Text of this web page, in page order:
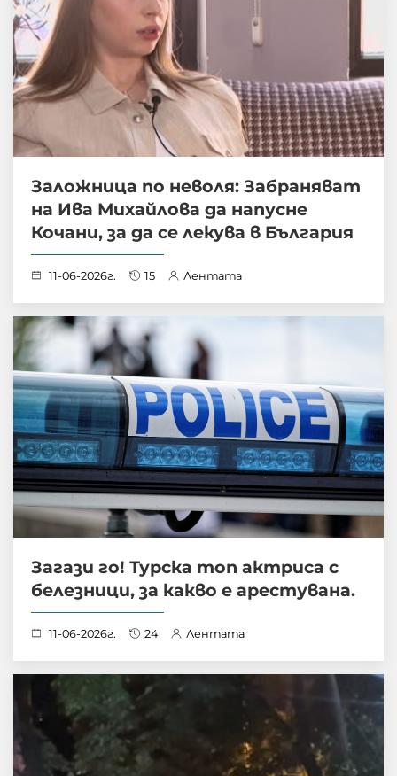
Заложница по неволя: Забраняват
на Ива Михайлова да напусне
Кочани, за да се лекува в България
11-06-2026г. 15 Лентата
Загази го! Турска топ актриса с
белезници, за какво е арестувана.
11-06-2026г. 24 Лентата